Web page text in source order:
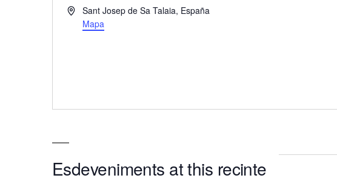
AddressSant Josep de Sa Talaia, España
Mapa
Esdeveniments at this recinte